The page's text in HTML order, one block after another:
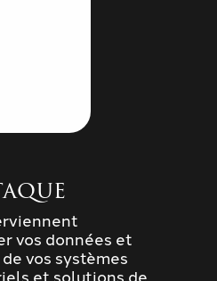
vos données et
vos systèmes
et solutions de